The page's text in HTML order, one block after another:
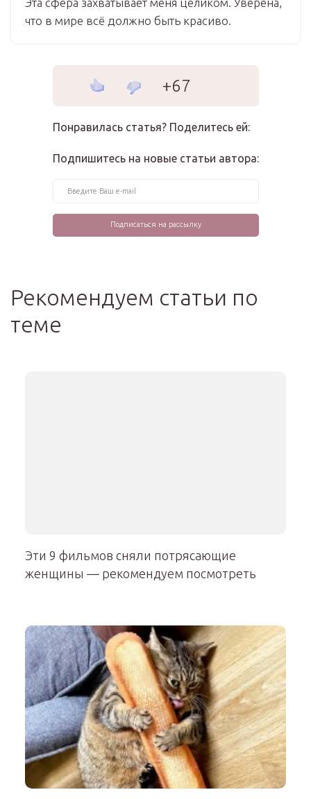
что в мире всё должно быть красиво.
+67
Понравилась статья? Поделитесь ей:
Подпишитесь на новые статьи автора:
Рекомендуем статьи по
теме
Эти 9 фильмов сняли потрясающие
женщины — рекомендуем посмотреть